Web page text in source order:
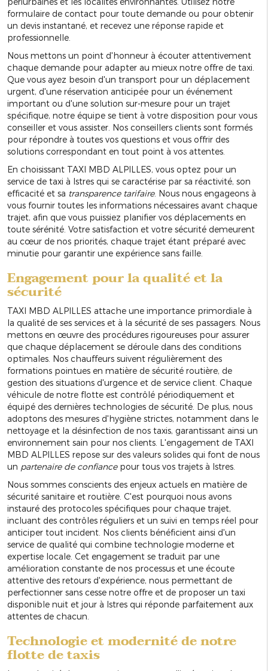
formulaire de contact pour toute demande ou pour obtenir
un devis instantané, et recevez une réponse rapide et
professionnelle.
Nous mettons un point d'honneur à écouter attentivement
chaque demande pour adapter au mieux notre offre de taxi.
Que vous ayez besoin d'un transport pour un déplacement
urgent, d'une réservation anticipée pour un événement
important ou d'une solution sur-mesure pour un trajet
spécifique, notre équipe se tient à votre disposition pour vous
conseiller et vous assister. Nos conseillers clients sont formés
pour répondre à toutes vos questions et vous offrir des
solutions correspondant en tout point à vos attentes.
En choisissant TAXI MBD ALPILLES, vous optez pour un
service de taxi à Istres qui se caractérise par sa réactivité, son
efficacité et sa transparence tarifaire. Nous nous engageons à
vous fournir toutes les informations nécessaires avant chaque
trajet, afin que vous puissiez planifier vos déplacements en
toute sérénité. Votre satisfaction et votre sécurité demeurent
au cœur de nos priorités, chaque trajet étant préparé avec
minutie pour garantir une expérience sans faille.
Engagement pour la qualité et la
sécurité
TAXI MBD ALPILLES attache une importance primordiale à
la qualité de ses services et à la sécurité de ses passagers. Nous
mettons en œuvre des procédures rigoureuses pour assurer
que chaque déplacement se déroule dans des conditions
optimales. Nos chauffeurs suivent régulièrement des
formations pointues en matière de sécurité routière, de
gestion des situations d'urgence et de service client. Chaque
véhicule de notre flotte est contrôlé périodiquement et
équipé des dernières technologies de sécurité. De plus, nous
adoptons des mesures d'hygiène strictes, notamment dans le
nettoyage et la désinfection de nos taxis, garantissant ainsi un
environnement sain pour nos clients. L'engagement de TAXI
MBD ALPILLES repose sur des valeurs solides qui font de nous
un partenaire de confiancepour tous vos trajets à Istres.
Nous sommes conscients des enjeux actuels en matière de
sécurité sanitaire et routière. C'est pourquoi nous avons
instauré des protocoles spécifiques pour chaque trajet,
incluant des contrôles réguliers et un suivi en temps réel pour
anticiper tout incident. Nos clients bénéficient ainsi d'un
service de qualité qui combine technologie moderne et
expertise locale. Cet engagement se traduit par une
amélioration constante de nos processus et une écoute
attentive des retours d'expérience, nous permettant de
perfectionner sans cesse notre offre et de proposer un taxi
disponible nuit et jour à Istres qui réponde parfaitement aux
attentes de chacun.
Technologie et modernité de notre
flotte de taxis